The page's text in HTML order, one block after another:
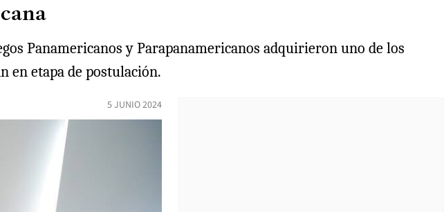
Panamericanos y Parapanamericanos adquirieron uno de los
en etapa de postulación.
5 JUNIO 2024